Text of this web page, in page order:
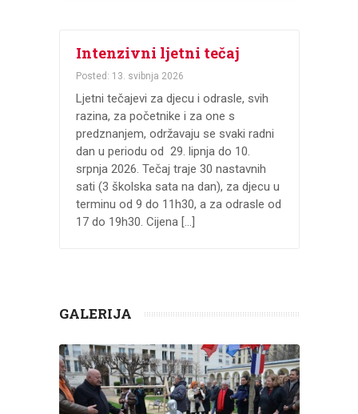
Intenzivni ljetni tečaj
Posted: 13. svibnja 2026
Ljetni tečajevi za djecu i odrasle, svih
razina, za početnike i za one s
predznanjem, održavaju se svaki radni
dan u periodu od 29. lipnja do 10.
srpnja 2026. Tečaj traje 30 nastavnih
sati (3 školska sata na dan), za djecu u
terminu od 9 do 11h30, a za odrasle od
17 do 19h30. Cijena […]
GALERIJA